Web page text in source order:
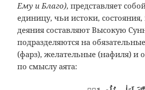
Ему и Благо), представляет
единицу, чьи истоки,
деяния составляют Высокую
подразделяются на
(фарз), желательные (нафиля) и
по смыслу аята: